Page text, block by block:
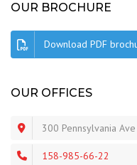
OUR BROCHURE
Download PDF
OUR OFFICES
300 Pennsylvania
158-985-66-22